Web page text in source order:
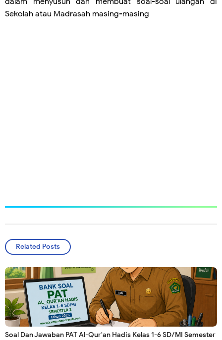
Sekolah atau Madrasah masing-masing
Related Posts
Soal Dan Jawaban PAT Al-Qur'an Hadis Kelas 1-6 SD/MI Semester